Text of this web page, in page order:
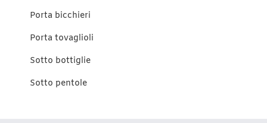
Porta bicchieri
Porta tovaglioli
Sotto bottiglie
Sotto pentole